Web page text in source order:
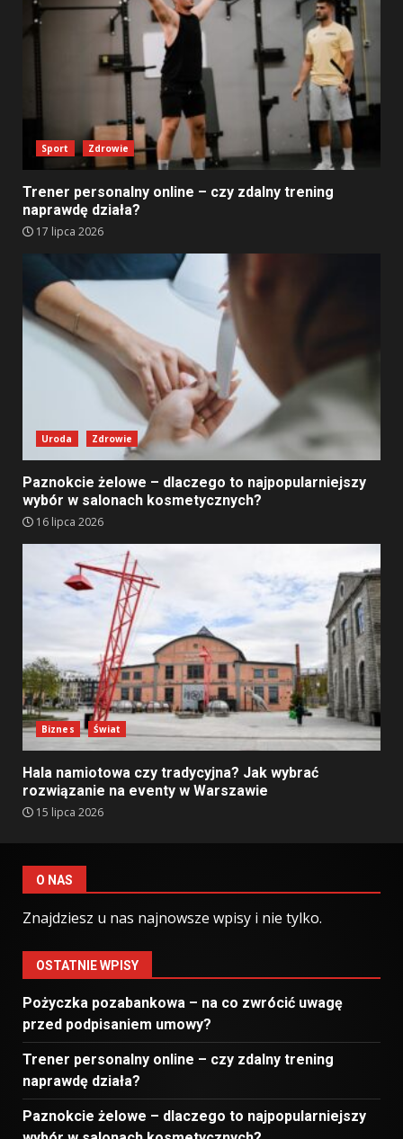
Sport Zdrowie
Trener personalny online – czy zdalny trening
naprawdę działa?
17 lipca 2026
Uroda Zdrowie
Paznokcie żelowe – dlaczego to najpopularniejszy
wybór w salonach kosmetycznych?
16 lipca 2026
Biznes Świat
Hala namiotowa czy tradycyjna? Jak wybrać
rozwiązanie na eventy w Warszawie
15 lipca 2026
O NAS
Znajdziesz u nas najnowsze wpisy i nie tylko.
OSTATNIE WPISY
Pożyczka pozabankowa – na co zwrócić uwagę
przed podpisaniem umowy?
Trener personalny online – czy zdalny trening
naprawdę działa?
Paznokcie żelowe – dlaczego to najpopularniejszy